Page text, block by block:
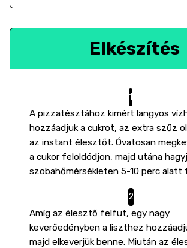
Elkészítés
A pizzatésztához kimért langyos
hozzáadjuk a cukrot, az extra szűz
az instant élesztőt. Óvatosan
a cukor feloldódjon, majd utána
szobahőmérsékleten 5-10 perc
Amíg az élesztő felfut, egy nagy
keverőedényben a liszthez
majd elkeverjük benne. Miután az